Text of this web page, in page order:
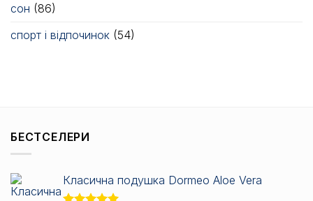
сон (86)
спорт і відпочинок (54)
БЕСТСЕЛЕРИ
Класична подушка Dormeo Aloe Vera